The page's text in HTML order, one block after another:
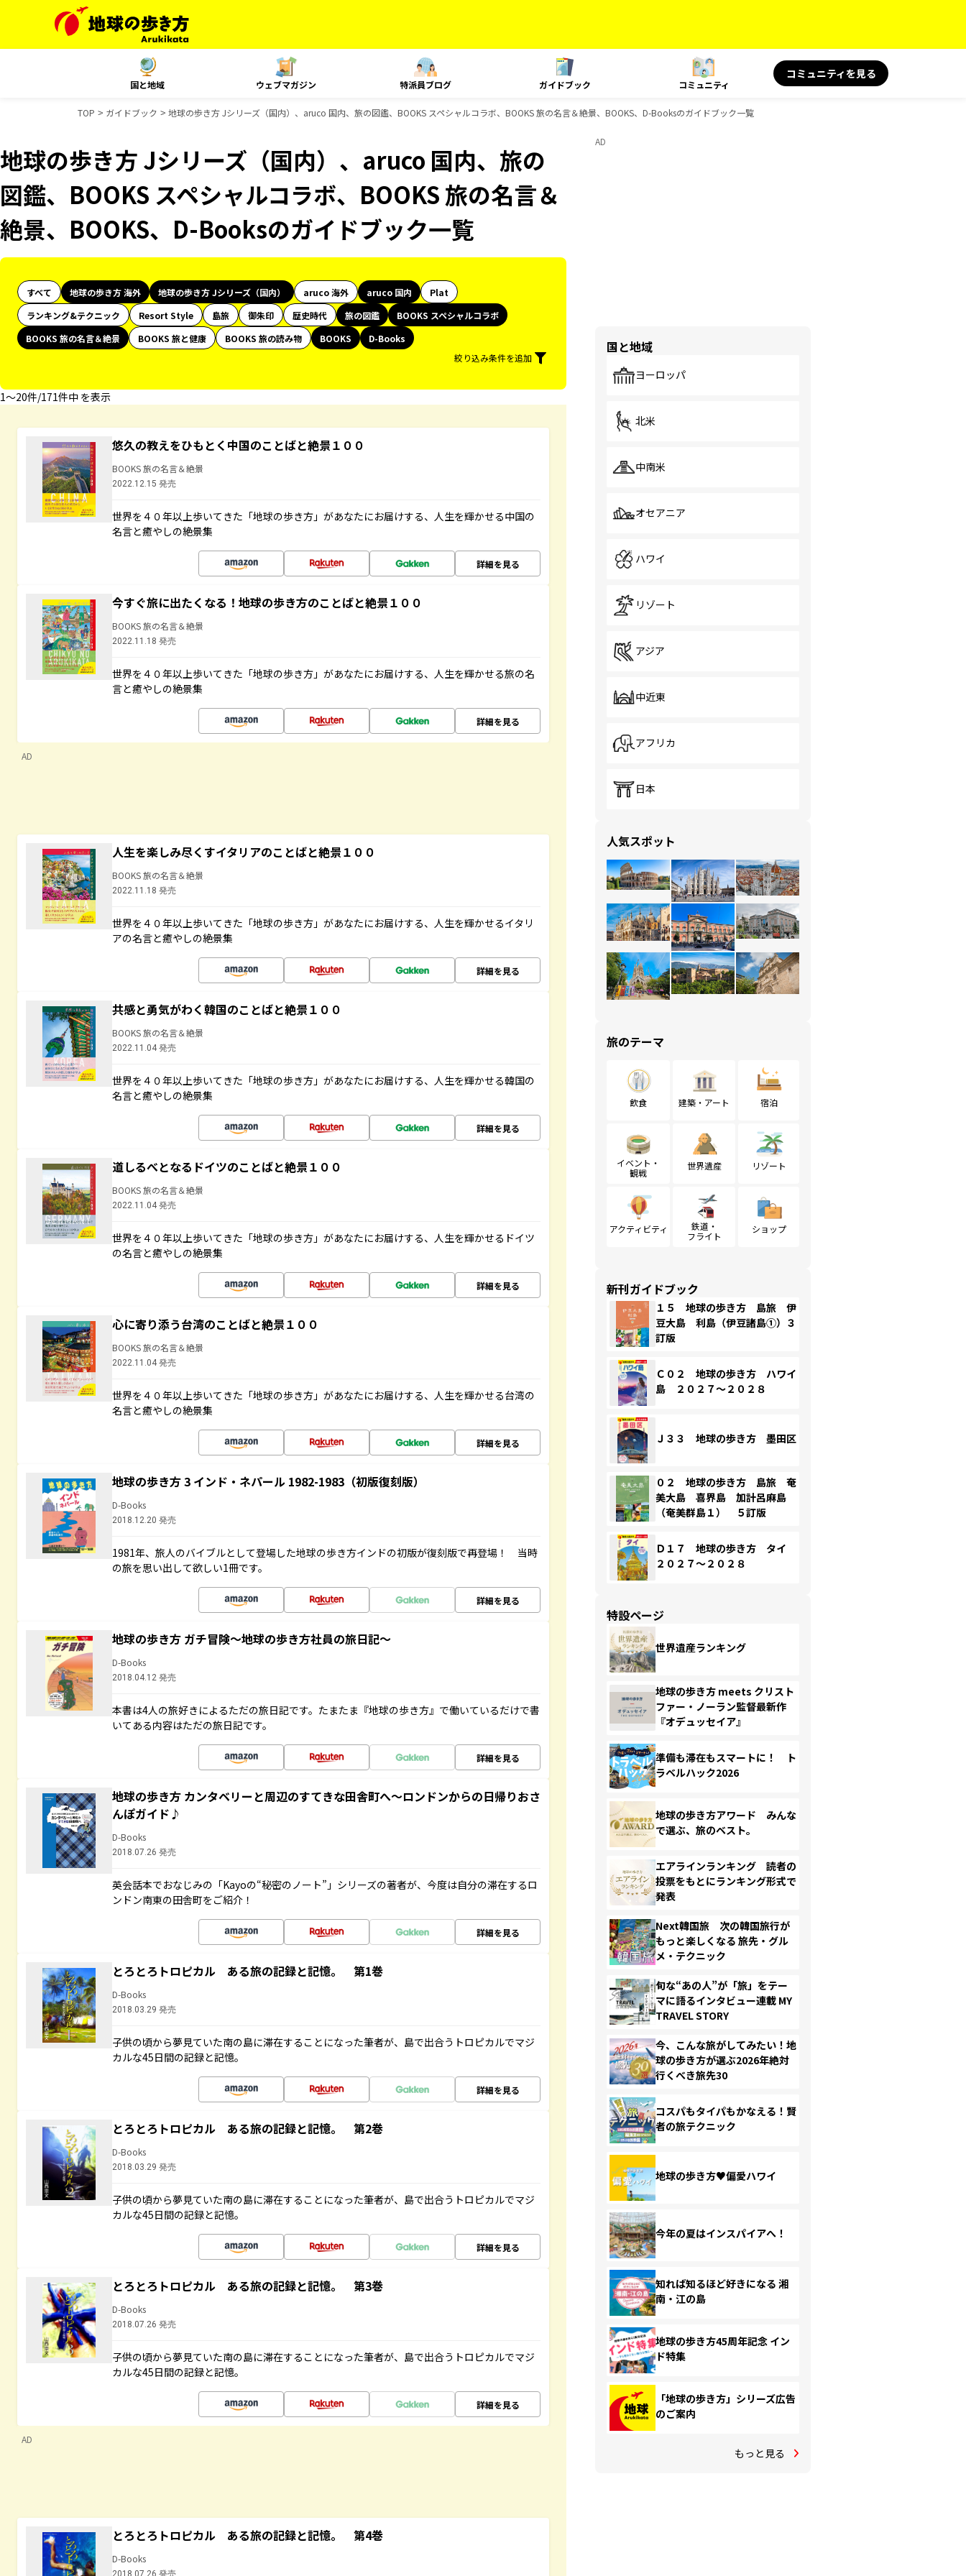
国と地域 ウェブマガジン 特派員ブログ ガイドブック コミュニティ
コミュニティを見る
TOP ガイドブック 地球の歩き方 Jシリーズ（国内）、aruco 国内、旅の図鑑、BOOKS スペシャルコラボ、BOOKS 旅の名言＆絶景、BOOKS、D-Booksのガイドブック一覧
地球の歩き方 Jシリーズ（国内）、aruco 国内、旅の
図鑑、BOOKS スペシャルコラボ、BOOKS 旅の名言＆
絶景、BOOKS、D-Booksのガイドブック一覧
すべて 地球の歩き方 海外 地球の歩き方 Jシリーズ（国内） aruco 海外 aruco 国内
Plat
ランキング&テクニック
Resort Style 島旅 御朱印 歴史時代 旅の図鑑
BOOKS スペシャルコラボ
BOOKS 旅の名言＆絶景
BOOKS 旅と健康 BOOKS 旅の読み物 BOOKS
D-Books
絞り込み条件を追加
1〜20件/171件中 を表示
悠久の教えをひもとく中国のことばと絶景１００
BOOKS 旅の名言＆絶景
2022.12.15 発売
世界を４０年以上歩いてきた「地球の歩き方」があなたにお届けする、人生を輝かせる中国の
名言と癒やしの絶景集
詳細を見る
今すぐ旅に出たくなる！地球の歩き方のことばと絶景１００
BOOKS 旅の名言＆絶景
2022.11.18 発売
世界を４０年以上歩いてきた「地球の歩き方」があなたにお届けする、人生を輝かせる旅の名
言と癒やしの絶景集
詳細を見る
AD
人生を楽しみ尽くすイタリアのことばと絶景１００
BOOKS 旅の名言＆絶景
2022.11.18 発売
世界を４０年以上歩いてきた「地球の歩き方」があなたにお届けする、人生を輝かせるイタリ
アの名言と癒やしの絶景集
詳細を見る
共感と勇気がわく韓国のことばと絶景１００
BOOKS 旅の名言＆絶景
2022.11.04 発売
世界を４０年以上歩いてきた「地球の歩き方」があなたにお届けする、人生を輝かせる韓国の
名言と癒やしの絶景集
詳細を見る
道しるべとなるドイツのことばと絶景１００
BOOKS 旅の名言＆絶景
2022.11.04 発売
世界を４０年以上歩いてきた「地球の歩き方」があなたにお届けする、人生を輝かせるドイツ
の名言と癒やしの絶景集
詳細を見る
心に寄り添う台湾のことばと絶景１００
BOOKS 旅の名言＆絶景
2022.11.04 発売
世界を４０年以上歩いてきた「地球の歩き方」があなたにお届けする、人生を輝かせる台湾の
名言と癒やしの絶景集
詳細を見る
地球の歩き方 3 インド・ネパール 1982-1983（初版復刻版）
D-Books
2018.12.20 発売
1981年、旅人のバイブルとして登場した地球の歩き方インドの初版が復刻版で再登場！ 当時
の旅を思い出して欲しい1冊です。
詳細を見る
地球の歩き方 ガチ冒険～地球の歩き方社員の旅日記～
D-Books
2018.04.12 発売
本書は4人の旅好きによるただの旅日記です。たまたま『地球の歩き方』で働いているだけで書
いてある内容はただの旅日記です。
詳細を見る
地球の歩き方 カンタベリーと周辺のすてきな田舎町へ～ロンドンからの日帰りおさ
んぽガイド♪
D-Books
2018.07.26 発売
英会話本でおなじみの「Kayoの“秘密のノート”」シリーズの著者が、今度は自分の滞在するロ
ンドン南東の田舎町をご紹介！
詳細を見る
とろとろトロピカル ある旅の記録と記憶。 第1巻
D-Books
2018.03.29 発売
子供の頃から夢見ていた南の島に滞在することになった筆者が、島で出合うトロピカルでマジ
カルな45日間の記録と記憶。
詳細を見る
とろとろトロピカル ある旅の記録と記憶。 第2巻
D-Books
2018.03.29 発売
子供の頃から夢見ていた南の島に滞在することになった筆者が、島で出合うトロピカルでマジ
カルな45日間の記録と記憶。
詳細を見る
とろとろトロピカル ある旅の記録と記憶。 第3巻
D-Books
2018.07.26 発売
子供の頃から夢見ていた南の島に滞在することになった筆者が、島で出合うトロピカルでマジ
カルな45日間の記録と記憶。
詳細を見る
AD
とろとろトロピカル ある旅の記録と記憶。 第4巻
D-Books
2018.07.26 発売
AD
国と地域
ヨーロッパ
北米
中南米
オセアニア
ハワイ
リゾート
アジア
中近東
アフリカ
日本
人気スポット
旅のテーマ
飲食 建築・アート 宿泊
イベント・
観戦
世界遺産 リゾート
アクティビティ
鉄道・
フライト
ショップ
新刊ガイドブック
１５ 地球の歩き方 島旅 伊
豆大島 利島（伊豆諸島①）３
訂版
Ｃ０２ 地球の歩き方 ハワイ
島 ２０２７～２０２８
Ｊ３３ 地球の歩き方 墨田区
０２ 地球の歩き方 島旅 奄
美大島 喜界島 加計呂麻島
（奄美群島１） ５訂版
Ｄ１７ 地球の歩き方 タイ
２０２７～２０２８
特設ページ
世界遺産ランキング
地球の歩き方 meets クリスト
ファー・ノーラン監督最新作
『オデュッセイア』
準備も滞在もスマートに！ ト
ラベルハック2026
地球の歩き方アワード みんな
で選ぶ、旅のベスト。
エアラインランキング 読者の
投票をもとにランキング形式で
発表
Next韓国旅 次の韓国旅行が
もっと楽しくなる 旅先・グル
メ・テクニック
旬な“あの人”が「旅」をテー
マに語るインタビュー連載 MY
TRAVEL STORY
今、こんな旅がしてみたい！地
球の歩き方が選ぶ2026年絶対
行くべき旅先30
コスパもタイパもかなえる！賢
者の旅テクニック
地球の歩き方♥偏愛ハワイ
今年の夏はインスパイアへ！
知れば知るほど好きになる 湘
南・江の島
地球の歩き方45周年記念 イン
ド特集
「地球の歩き方」シリーズ広告
のご案内
もっと見る